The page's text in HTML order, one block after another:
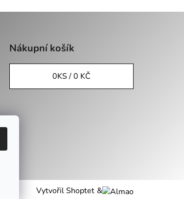
Nákupní košík
0KS /0 KČ
Vytvořil Shoptet &